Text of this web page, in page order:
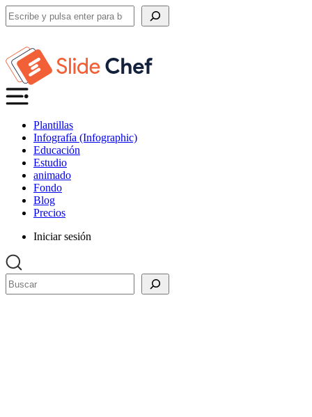
Buscar
Plantillas
Infografía (Infographic)
Educación
Estudio
animado
Fondo
Blog
Precios
Iniciar sesión
Buscar